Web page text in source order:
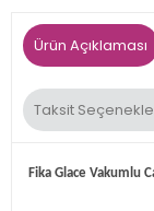
Ürün Açıklaması
Taksit
Fika Glace Vakumlu